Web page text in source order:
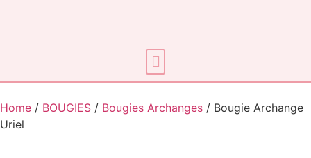
Home / BOUGIES / Bougies Archanges / Bougie Archange
Uriel